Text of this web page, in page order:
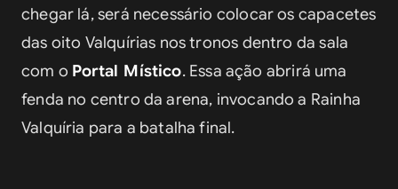
chegar lá, será necessário colocar os capacetes
das oito Valquírias nos tronos dentro da sala
com o Portal Místico. Essa ação abrirá uma
fenda no centro da arena, invocando a Rainha
Valquíria para a batalha final.